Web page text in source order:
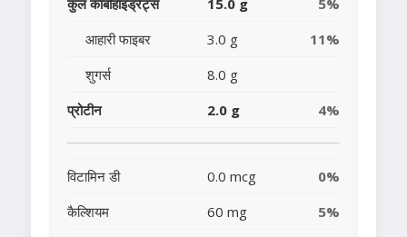
कुल कार्बोहाइड्रेट्स 15.0 g
5%
आहारी फाइबर
3.0 g
11%
शुगर्स
8.0 g
प्रोटीन
2.0 g 4%
विटामिन डी 0.0 mcg
0%
कैल्शियम
60 mg
5%